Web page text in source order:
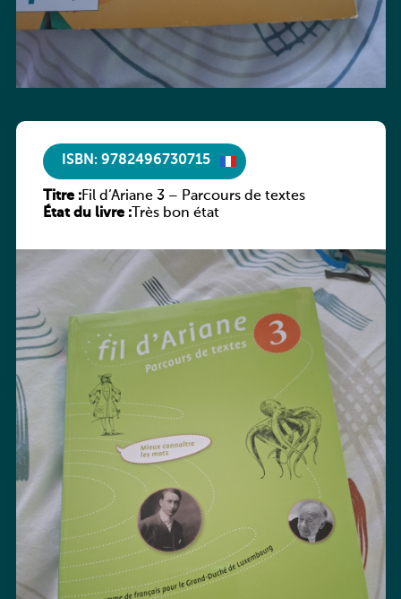
ISBN: 9782496730715
Titre :Fil d’Ariane 3 – Parcours de textes
État du livre :Très bon état